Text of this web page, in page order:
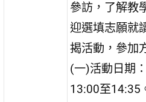
參訪，了解教
迎選填志願就
揭活動，參加
(一)活動日期
13:00至14:35